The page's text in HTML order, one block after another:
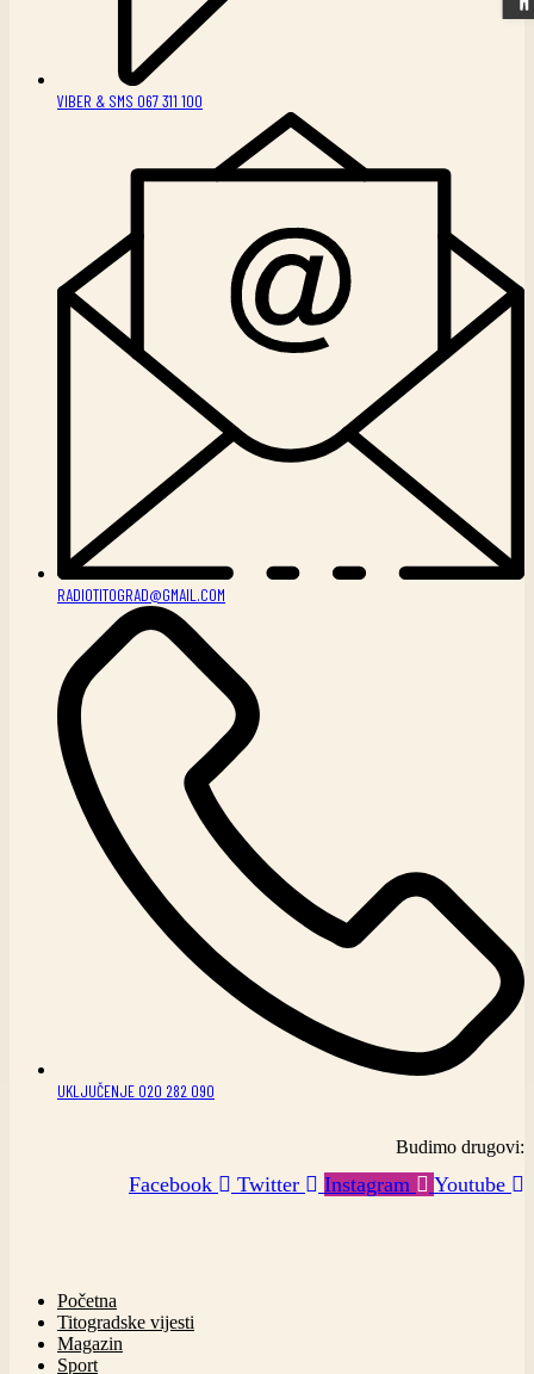
VIBER & SMS 067 311 100
RADIOTITOGRAD@GMAIL.COM
UKLJUČENJE 020 282 090
Budimo drugovi:
Facebook Twitter Instagram Youtube
Početna
Titogradske vijesti
Magazin
Sport